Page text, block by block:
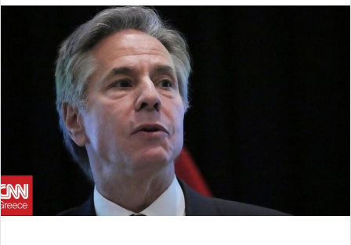
email